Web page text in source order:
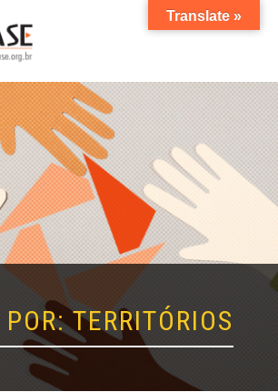
TERRITÓRIOS
Translate »